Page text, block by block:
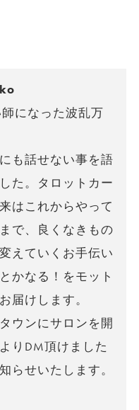
になった波乱万
も話せない事を語
た。タロットカー
はこれからやって
で、良くなきもの
えていくお手伝い
かなる！をモット
届けします。
ウンにサロンを開
りDM頂けました
らせいたします。